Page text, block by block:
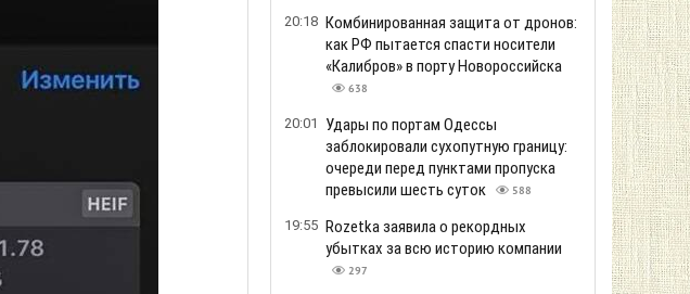
20:18 Комбинированная защита от дронов:
как РФ пытается спасти носители
«Калибров» в порту Новороссийска
638
20:01
Удары по портам Одессы
заблокировали сухопутную границу:
очереди перед пунктами пропуска
превысили шесть суток
588
19:55 Rozetka заявила о рекордных
убытках за всю историю компании
297